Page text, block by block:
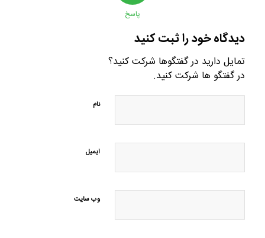
پاسخ
دیدگاه خود را ثبت کنید
تمایل دارید در گفتگوها شرکت کنید؟
در گفتگو ها شرکت کنید.
نام
ایمیل
وب‌ سایت